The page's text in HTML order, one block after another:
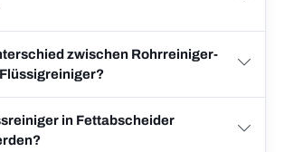
zwischen Rohrreiniger-
in Fettabscheider